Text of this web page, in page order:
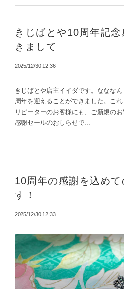
きじばとや10周年記
きまして
2025/12/30 12:36
きじばとや店主イイダです。ななな
周年を迎えることができました。こ
リピーターのお客様にも、ご新規のお
感謝セールのおしらせで...
10周年の感謝を込め
す！
2025/12/30 12:33